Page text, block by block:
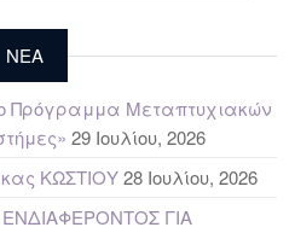
NEA
Πρόγραμμα Μεταπτυχιακών
29 Ιουλίου, 2026
ΚΩΣΤΙΟΥ28 Ιουλίου, 2026
ΓΙΑ